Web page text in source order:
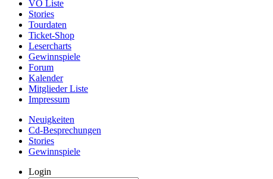
VÖ Liste
Stories
Tourdaten
Ticket-Shop
Lesercharts
Gewinnspiele
Forum
Kalender
Mitglieder Liste
Impressum
Neuigkeiten
Cd-Besprechungen
Stories
Gewinnspiele
Login